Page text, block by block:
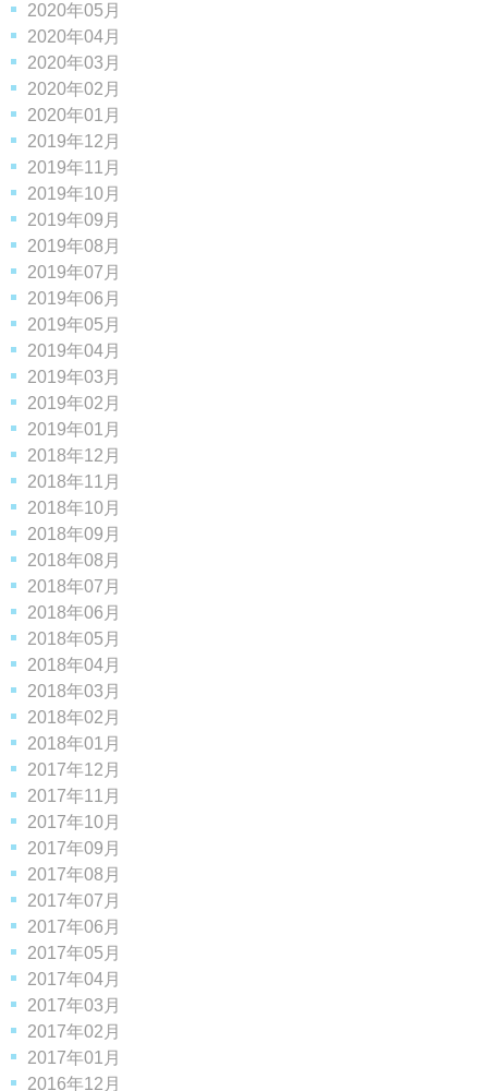
2020年05月
2020年04月
2020年03月
2020年02月
2020年01月
2019年12月
2019年11月
2019年10月
2019年09月
2019年08月
2019年07月
2019年06月
2019年05月
2019年04月
2019年03月
2019年02月
2019年01月
2018年12月
2018年11月
2018年10月
2018年09月
2018年08月
2018年07月
2018年06月
2018年05月
2018年04月
2018年03月
2018年02月
2018年01月
2017年12月
2017年11月
2017年10月
2017年09月
2017年08月
2017年07月
2017年06月
2017年05月
2017年04月
2017年03月
2017年02月
2017年01月
2016年12月